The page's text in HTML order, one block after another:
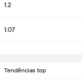
1.2
1.07
Tendências top